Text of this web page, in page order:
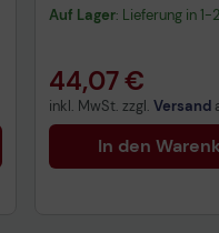
Auf Lager: Lieferung in
44,07 €
inkl. MwSt. zzgl. Versand
In den